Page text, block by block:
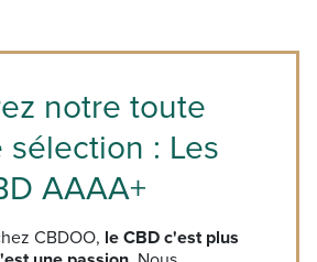
notre toute
: Les
AAAA+
CBDOO, le CBD c'est plus